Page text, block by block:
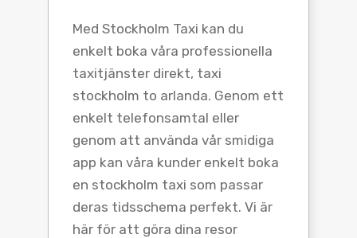
Med Stockholm Taxi kan du
enkelt boka våra professionella
taxitjänster direkt, taxi
stockholm to arlanda. Genom ett
enkelt telefonsamtal eller
genom att använda vår smidiga
app kan våra kunder enkelt boka
en stockholm taxi som passar
deras tidsschema perfekt. Vi är
här för att göra dina resor